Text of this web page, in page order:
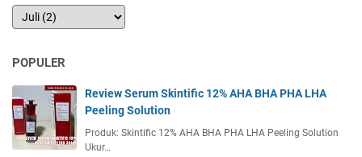
POPULER
Review Serum Skintific 12% AHA BHA PHA LHA
Peeling Solution
Produk: Skintific 12% AHA BHA PHA LHA Peeling Solution
Ukur…